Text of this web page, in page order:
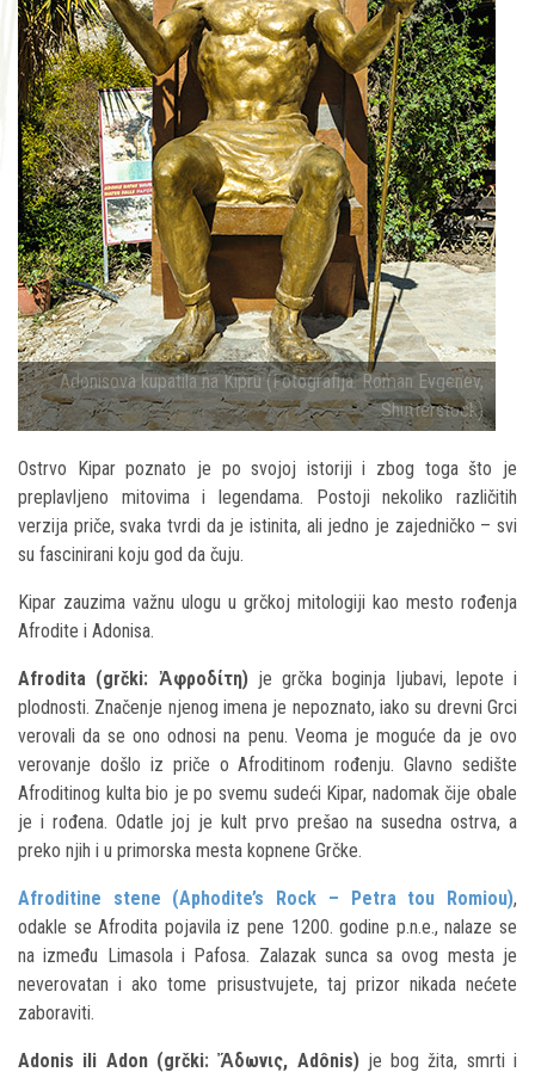
Adonisova kupatila na Kipru (Fotografija: Roman Evgenev,
Shutterstock)
Ostrvo Kipar poznato je po svojoj istoriji i zbog toga što je
preplavljeno mitovima i legendama. Postoji nekoliko različitih
verzija priče, svaka tvrdi da je istinita, ali jedno je zajedničko – svi
su fascinirani koju god da čuju.
Kipar zauzima važnu ulogu u grčkoj mitologiji kao mesto rođenja
Afrodite i Adonisa.
Afrodita (grčki: Ἀφροδίτη)je grčka boginja ljubavi, lepote i
plodnosti. Značenje njenog imena je nepoznato, iako su drevni Grci
verovali da se ono odnosi na penu. Veoma je moguće da je ovo
verovanje došlo iz priče o Afroditinom rođenju. Glavno sedište
Afroditinog kulta bio je po svemu sudeći Kipar, nadomak čije obale
je i rođena. Odatle joj je kult prvo prešao na susedna ostrva, a
preko njih i u primorska mesta kopnene Grčke.
Afroditine stene (Aphodite’s Rock – Petra tou Romiou),
odakle se Afrodita pojavila iz pene 1200. godine p.n.e., nalaze se
na između Limasola i Pafosa. Zalazak sunca sa ovog mesta je
neverovatan i ako tome prisustvujete, taj prizor nikada nećete
zaboraviti.
Adonis ili Adon (grčki: Ἄδωνις, Adônis)je bog žita, smrti i